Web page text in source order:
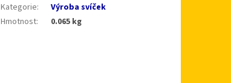
Kategorie:
Výroba svíček
Hmotnost: 0.065 kg